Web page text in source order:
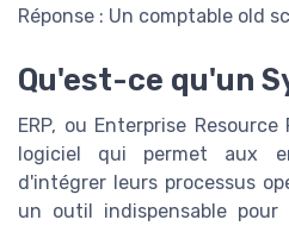
Réponse : Un comptable old
Qu'est-ce qu'un
ERP, ou Enterprise
logiciel qui permet aux
d'intégrer leurs processus
un outil indispensable